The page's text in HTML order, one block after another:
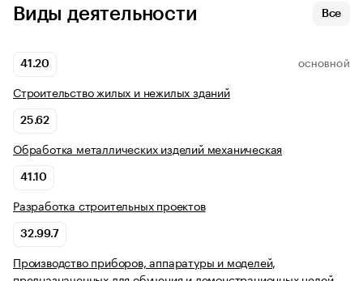
Виды деятельности Все
41.20 ОСНОВНОЙ
Строительство жилых и нежилых зданий
25.62
Обработка металлических изделий механическая
41.10
Разработка строительных проектов
32.99.7
Производство приборов, аппаратуры и моделей,